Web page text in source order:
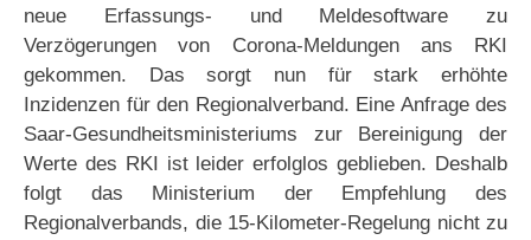
neue Erfassungs- und Meldesoftware zu
Verzögerungen von Corona-Meldungen ans RKI
gekommen. Das sorgt nun für stark erhöhte
Inzidenzen für den Regionalverband. Eine Anfrage des
Saar-Gesundheitsministeriums zur Bereinigung der
Werte des RKI ist leider erfolglos geblieben. Deshalb
folgt das Ministerium der Empfehlung des
Regionalverbands, die 15-Kilometer-Regelung nicht zu